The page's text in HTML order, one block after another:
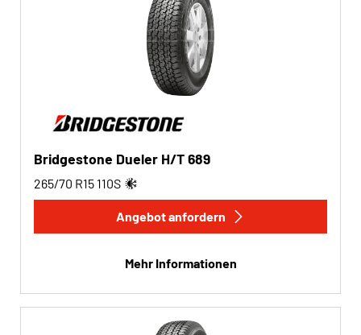
Bridgestone Dueler H/T 689
265/70 R15 110S
Angebot anfordern
Mehr Informationen